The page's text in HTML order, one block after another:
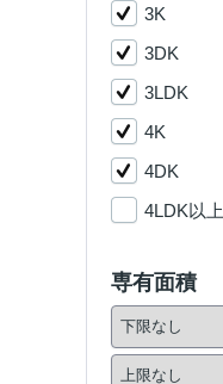
3K
3DK
3LDK
4K
4DK
4LDK以上
専有面積